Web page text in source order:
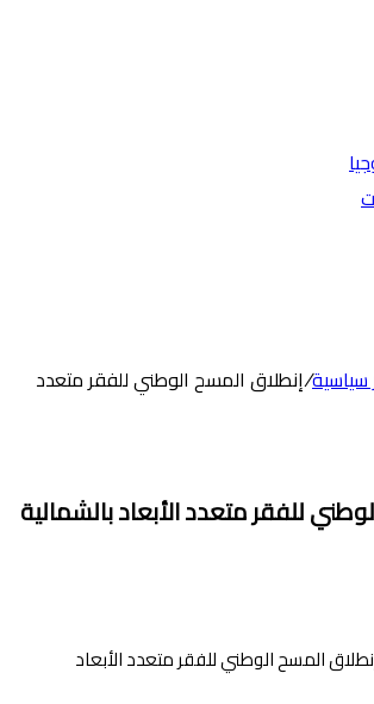
سياسية/إنطلاق المسح الوطني للفقر متعدد
للفقر متعدد الأبعاد بالشمالية